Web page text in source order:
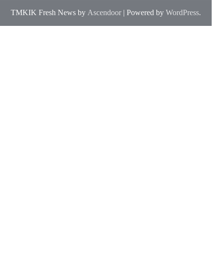
TMKIK Fresh News by Ascendoor | Powered by WordPress.